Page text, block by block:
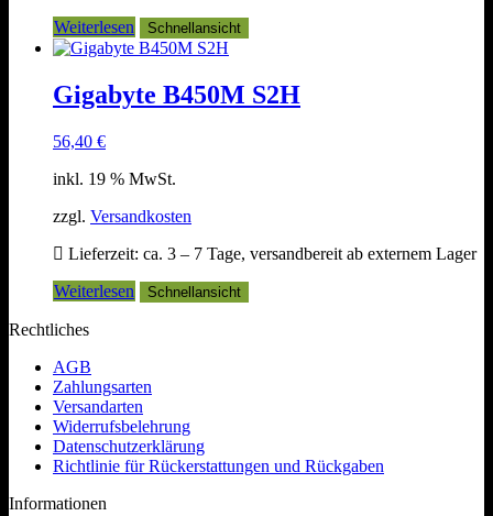
Weiterlesen
Schnellansicht
Gigabyte B450M S2H
56,40 €
inkl. 19 % MwSt.
zzgl. Versandkosten
Lieferzeit: ca. 3 – 7 Tage, versandbereit ab externem Lager
Weiterlesen
Schnellansicht
Rechtliches
AGB
Zahlungsarten
Versandarten
Widerrufsbelehrung
Datenschutzerklärung
Richtlinie für Rückerstattungen und Rückgaben
Informationen